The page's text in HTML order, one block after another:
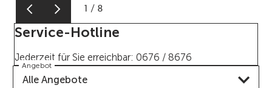
1 / 8
Service-Hotline
Jederzeit für Sie erreichbar: 0676 / 8676
Angebot
Alle Angebote